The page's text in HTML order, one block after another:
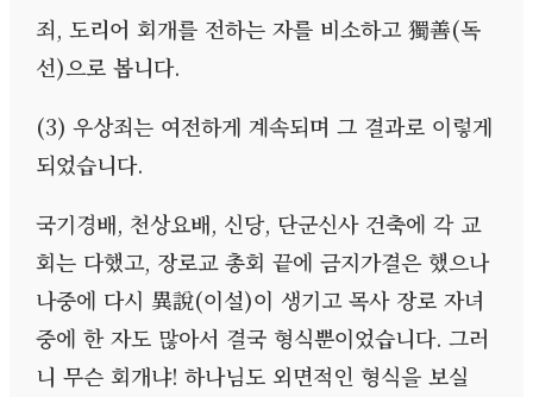
죄, 도리어 회개를 전하는 자를 비소하고 獨善(독
선)으로 봅니다.
(3) 우상죄는 여전하게 계속되며 그 결과로 이렇게
되었습니다.
국기경배, 천상요배, 신당, 단군신사 건축에 각 교
회는 다했고, 장로교 총회 끝에 금지가결은 했으나
나중에 다시 異說(이설)이 생기고 목사 장로 자녀
중에 한 자도 많아서 결국 형식뿐이었습니다. 그러
니 무슨 회개냐! 하나님도 외면적인 형식을 보실